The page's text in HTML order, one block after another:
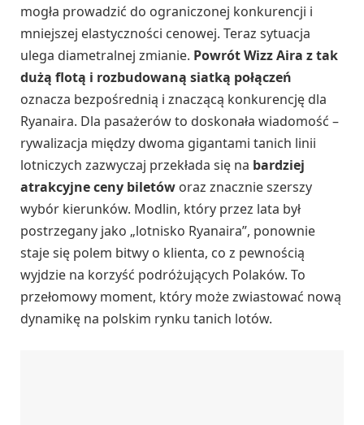
mogła prowadzić do ograniczonej konkurencji i
mniejszej elastyczności cenowej. Teraz sytuacja
ulega diametralnej zmianie. Powrót Wizz Aira z tak
dużą flotą i rozbudowaną siatką połączeń
oznacza bezpośrednią i znaczącą konkurencję dla
Ryanaira. Dla pasażerów to doskonała wiadomość –
rywalizacja między dwoma gigantami tanich linii
lotniczych zazwyczaj przekłada się na bardziej
atrakcyjne ceny biletów oraz znacznie szerszy
wybór kierunków. Modlin, który przez lata był
postrzegany jako „lotnisko Ryanaira”, ponownie
staje się polem bitwy o klienta, co z pewnością
wyjdzie na korzyść podróżujących Polaków. To
przełomowy moment, który może zwiastować nową
dynamikę na polskim rynku tanich lotów.